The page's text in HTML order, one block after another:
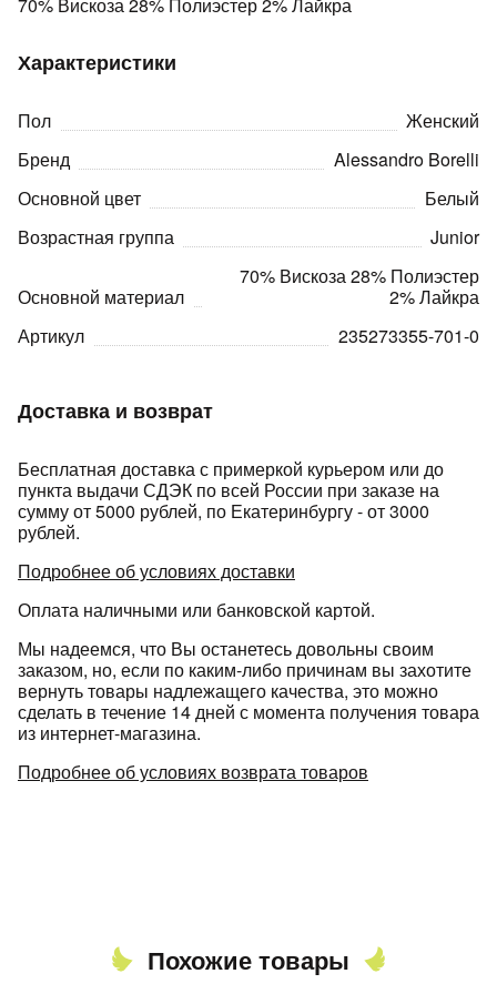
Доставка и возврат
Бесплатная доставка с примеркой курьером или до
пункта выдачи СДЭК по всей России при заказе на
сумму от 5000 рублей, по Екатеринбургу - от 3000
рублей.
Подробнее об условиях доставки
Оплата наличными или банковской картой.
Мы надеемся, что Вы останетесь довольны своим
заказом, но, если по каким-либо причинам вы захотите
вернуть товары надлежащего качества, это можно
сделать в течение 14 дней с момента получения товара
из интернет-магазина.
Подробнее об условиях возврата товаров
70% Вискоза 28% Полиэстер 2% Лайкра
Характеристики
Пол
Женский
Бренд
Alessandro Borelli
Основной цвет
Белый
Возрастная группа
Junior
Основной материал
70% Вискоза 28% Полиэстер
2% Лайкра
Артикул
235273355-701-0
Похожие товары
раз в 2 недели